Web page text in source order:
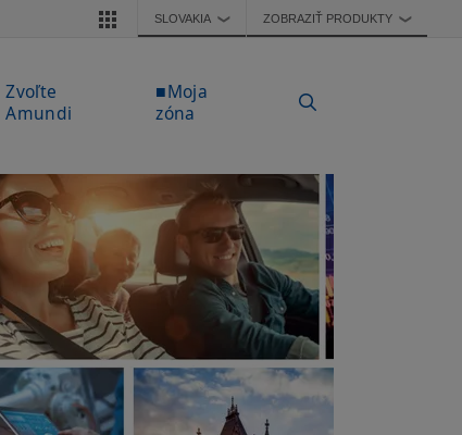
SLOVAKIA ❯ ZOBRAZIŤ PRODUKTY ❯
Zvoľte
Amundi
■Moja
zóna